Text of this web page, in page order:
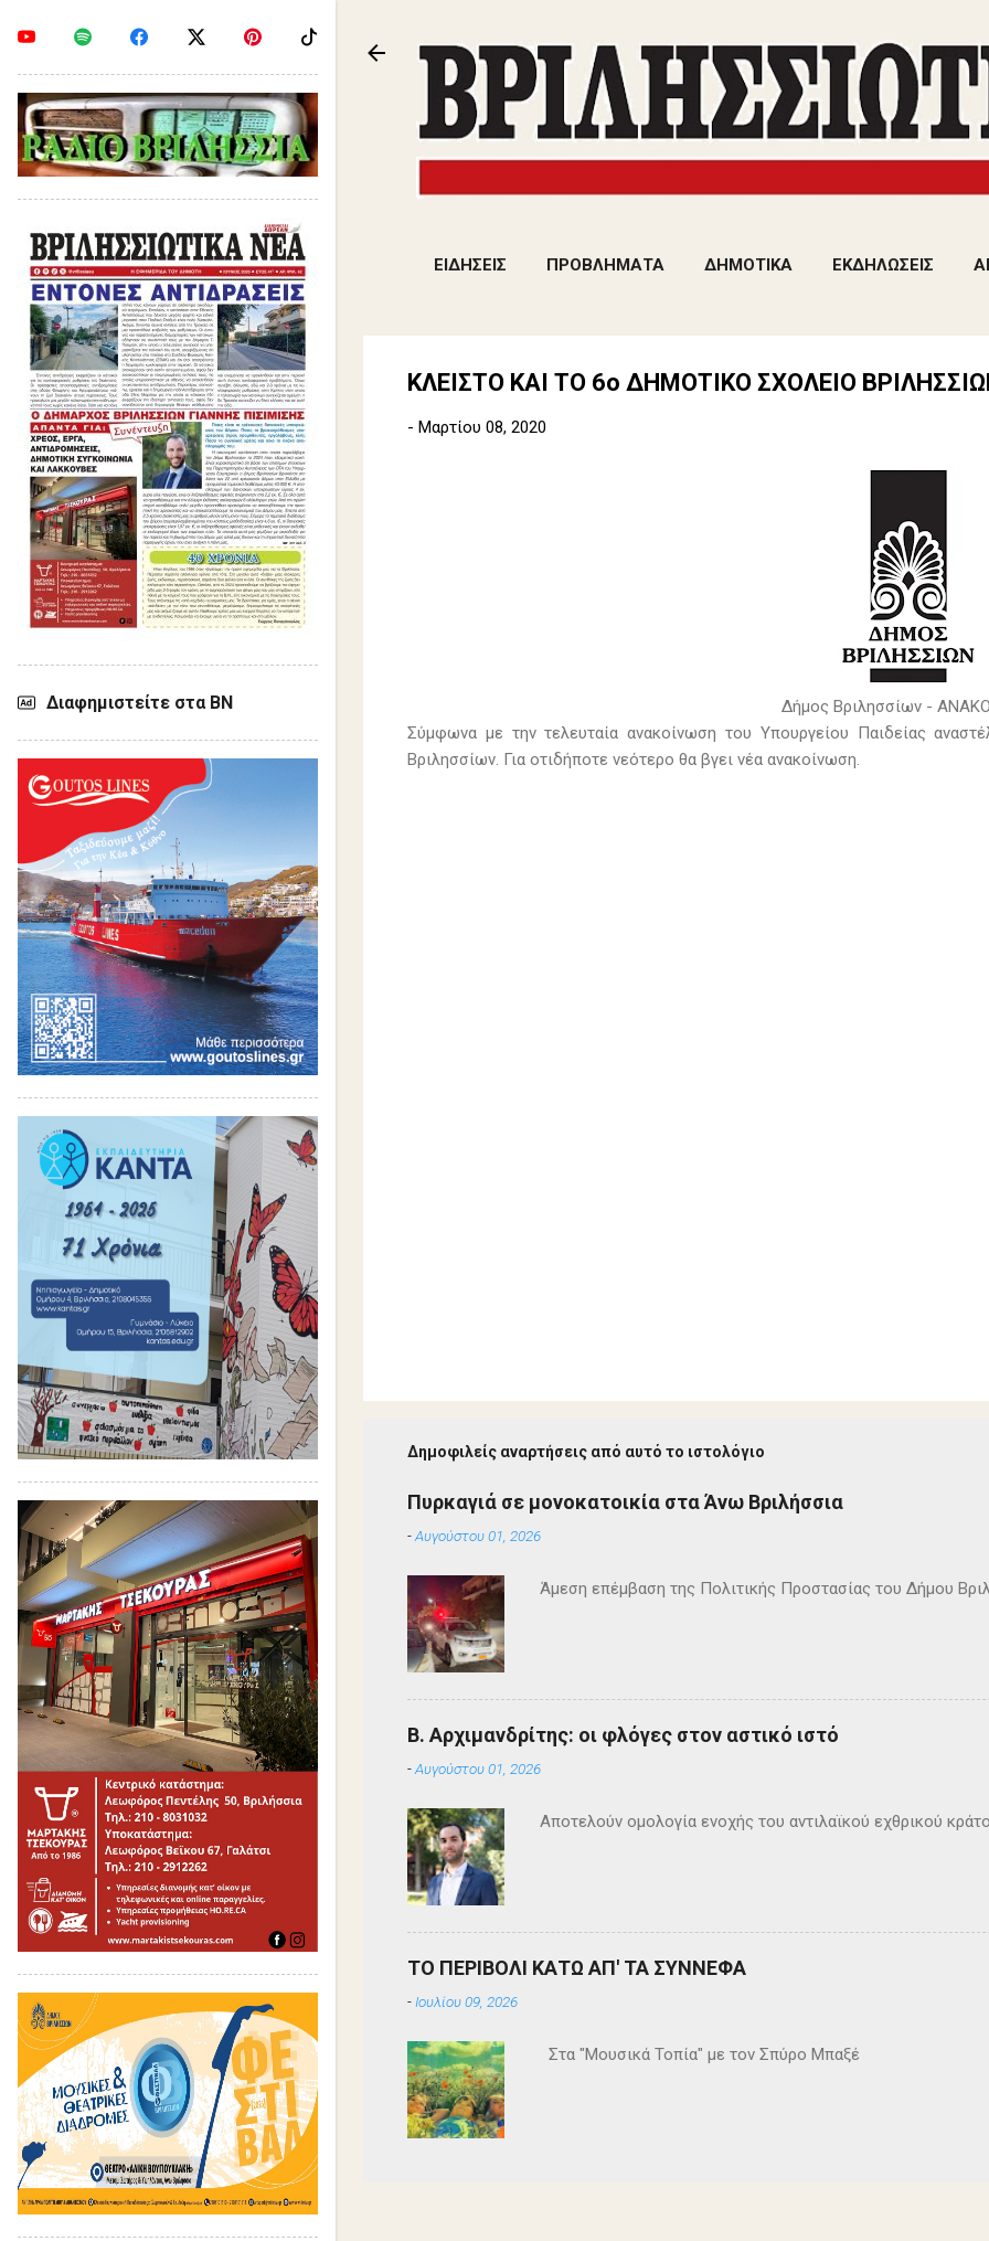
ΕΙΔΗΣΕΙΣ ΠΡΟΒΛΗΜΑΤΑ ΔΗΜΟΤΙΚΑ ΕΚΔΗΛΩΣΕΙΣ
ΚΛΕΙΣΤΟ ΚΑΙ ΤΟ 6ο ΔΗΜΟΤΙΚΟ ΣΧΟΛΕΙΟ
- Μαρτίου 08, 2020
Δήμος Βριλησσίων -
Σύμφωνα με την τελευταία ανακοίνωση του Υπουργείου Παιδείας
Βριλησσίων. Για οτιδήποτε νεότερο θα βγει νέα ανακοίνωση.
Δημοφιλείς αναρτήσεις από αυτό το ιστολόγιο
Πυρκαγιά σε μονοκατοικία στα Άνω Βριλήσσια
-Αυγούστου 01, 2026
Άμεση επέμβαση της Πολιτικής Προστασίας του Δήμου
Β. Αρχιμανδρίτης: οι φλόγες στον αστικό ιστό
-Αυγούστου 01, 2026
Αποτελούν ομολογία ενοχής του αντιλαϊκού εχθρικού
ΤΟ ΠΕΡΙΒΟΛΙ ΚΑΤΩ ΑΠ' ΤΑ ΣΥΝΝΕΦΑ
- Ιουλίου 09, 2026
Στα "Μουσικά Τοπία" με τον Σπύρο Μπαξέ
Διαφημιστείτε στα ΒΝ